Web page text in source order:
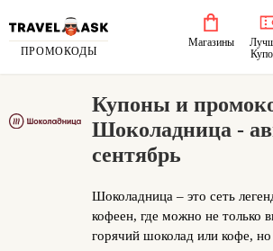
ПРОМОКОДЫ
Магазины
Купоны и
Шоколадница -
сентябрь
Шоколадница – это сеть
кофеен, где можно не только
горячий шоколад или кофе,